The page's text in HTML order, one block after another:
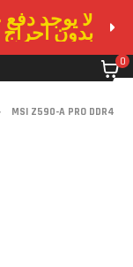
لا يوجد دفع
بدون احراج
0
MSI Z590-A PRO DDR4